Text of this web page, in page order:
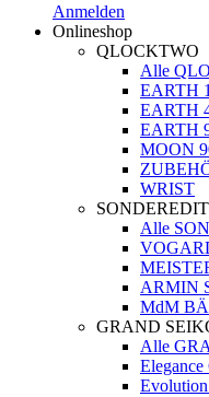
Anmelden
Onlineshop
QLOCKTWO
Alle
EARTH
EARTH
EARTH
MOON
WRIST
Alle
ARMIN
MdM
GRAND
Alle